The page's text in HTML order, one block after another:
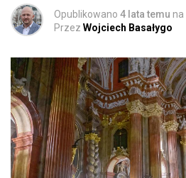
Opublikowano 4 lata temu na
Przez Wojciech Basałygo